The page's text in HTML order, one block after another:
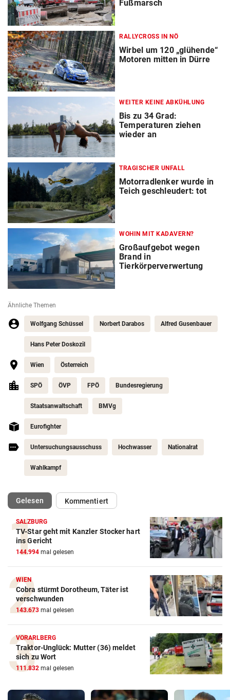
Fußmarsch
RALLYCROSS IN NÖ
Wirbel um 120 „glühende“
Motoren mitten in Dürre
WEITER KEINE ABKÜHLUNG
Bis zu 34 Grad:
Temperaturen ziehen
wieder an
TRAGISCHER UNFALL
Motorradlenker wurde in
Teich geschleudert: tot
WOHIN MIT KADAVERN?
Großaufgebot wegen
Brand in
Tierkörperverwertung
Ähnliche Themen
Wolfgang Schüssel Norbert Darabos Alfred Gusenbauer
Hans Peter Doskozil
Wien Österreich
SPÖ ÖVP FPÖ Bundesregierung
Staatsanwaltschaft BMVg
Eurofighter
Untersuchungsausschuss Hochwasser Nationalrat
Wahlkampf
Gelesen(ausgewählt)Kommentiert
SALZBURG
TV-Star geht mit Kanzler Stocker hart
ins Gericht
144.994 mal gelesen
WIEN
Cobra stürmt Dorotheum, Täter ist
verschwunden
143.673 mal gelesen
VORARLBERG
Traktor-Unglück: Mutter (36) meldet
sich zu Wort
111.832 mal gelesen